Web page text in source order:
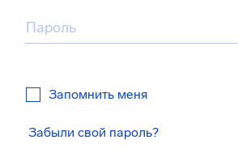
Запомнить меня
Забыли свой пароль?